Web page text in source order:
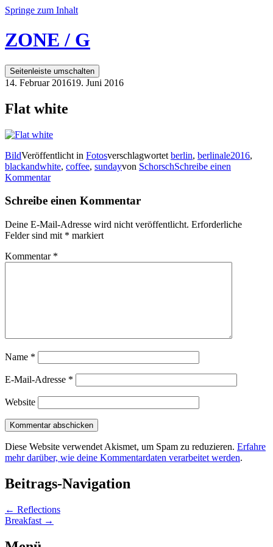
Springe zum Inhalt
ZONE / G
Seitenleiste umschalten
14. Februar 201619. Juni 2016
Flat white
BildVeröffentlicht in Fotosverschlagwortet berlin, berlinale2016,
blackandwhite, coffee, sundayvon SchorschSchreibe einen
Kommentar
Schreibe einen Kommentar
Deine E-Mail-Adresse wird nicht veröffentlicht. Erforderliche
Felder sind mit * markiert
Kommentar *
Name *
E-Mail-Adresse *
Website
Diese Website verwendet Akismet, um Spam zu reduzieren. Erfahre
mehr darüber, wie deine Kommentardaten verarbeitet werden.
Beitrags-Navigation
← Reflections
Breakfast →